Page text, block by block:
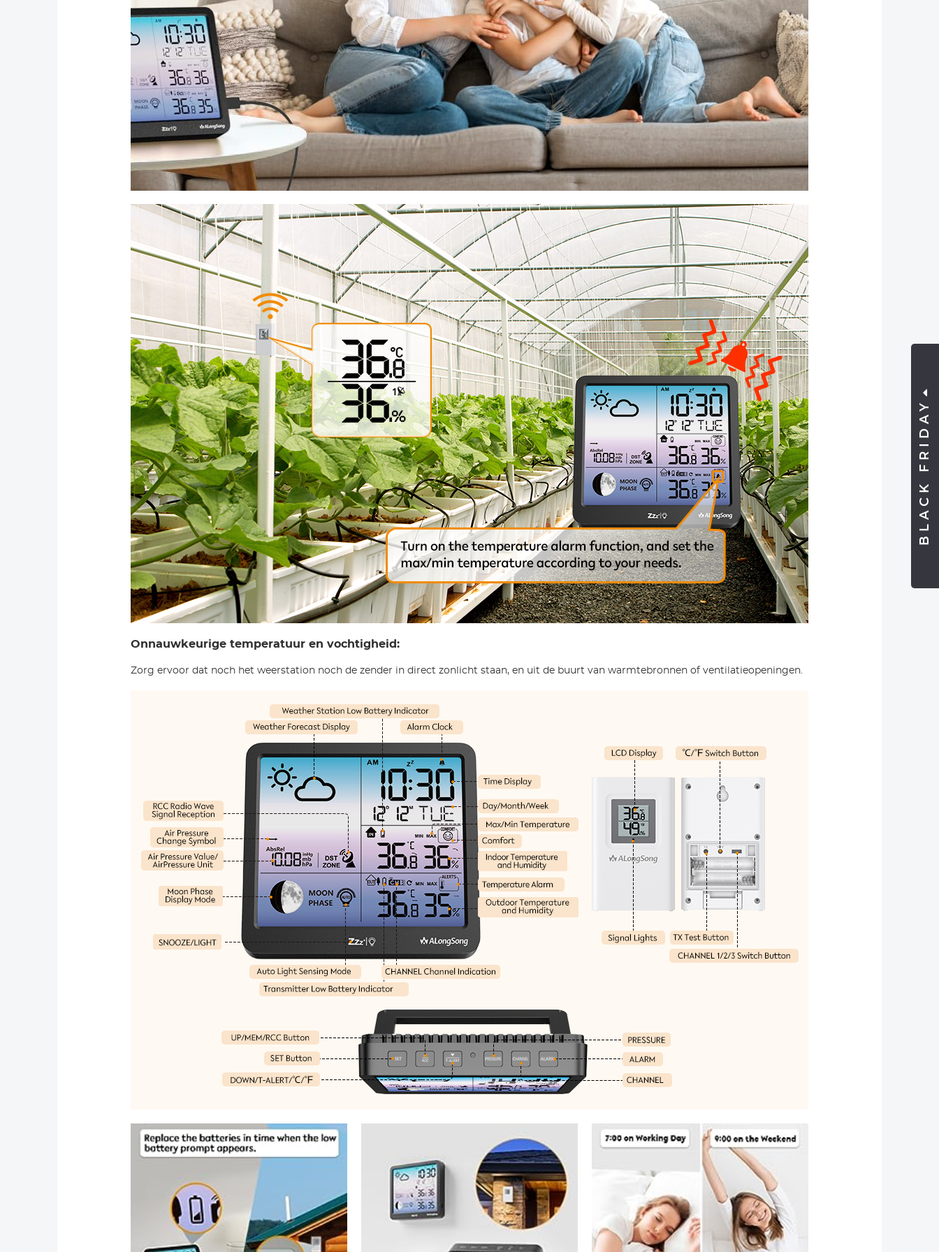
Onnauwkeurige temperatuur en vochtigheid:
Zorg ervoor dat noch het weerstation noch de zender in direct zonlicht staan, en uit de buurt van warmtebronnen of ventilatieopeningen.
BLACK FRIDAY